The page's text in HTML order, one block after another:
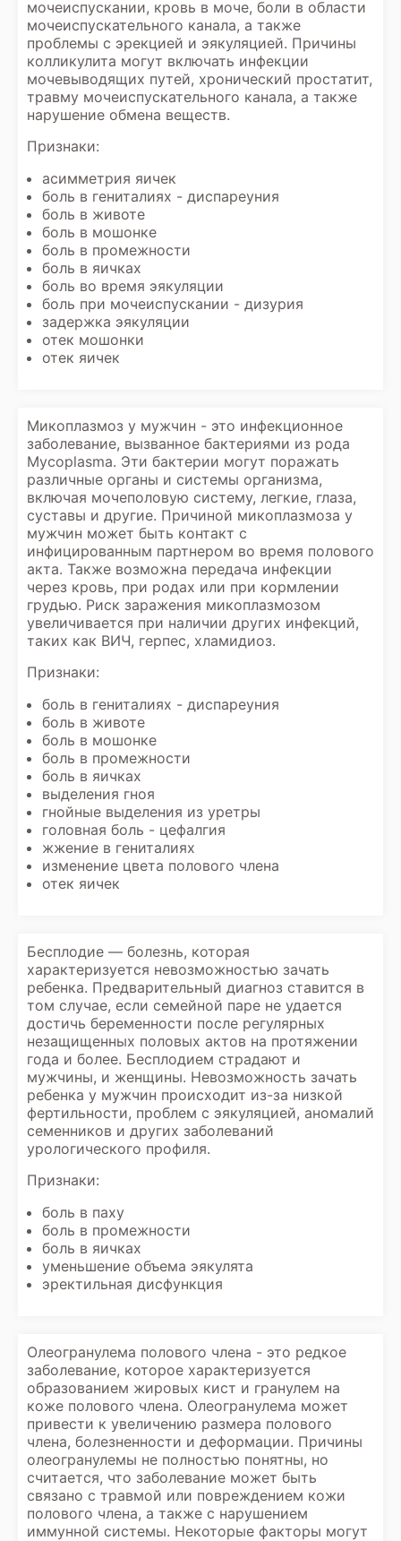
мочеиспускании, кровь в моче, боли в области
мочеиспускательного канала, а также
проблемы с эрекцией и эякуляцией. Причины
колликулита могут включать инфекции
мочевыводящих путей, хронический простатит,
травму мочеиспускательного канала, а также
нарушение обмена веществ.
Признаки:
асимметрия яичек
боль в гениталиях - диспареуния
боль в животе
боль в мошонке
боль в промежности
боль в яичках
боль во время эякуляции
боль при мочеиспускании - дизурия
задержка эякуляции
отек мошонки
отек яичек
Микоплазмоз у мужчин - это инфекционное
заболевание, вызванное бактериями из рода
Mycoplasma. Эти бактерии могут поражать
различные органы и системы организма,
включая мочеполовую систему, легкие, глаза,
суставы и другие. Причиной микоплазмоза у
мужчин может быть контакт с
инфицированным партнером во время полового
акта. Также возможна передача инфекции
через кровь, при родах или при кормлении
грудью. Риск заражения микоплазмозом
увеличивается при наличии других инфекций,
таких как ВИЧ, герпес, хламидиоз.
Признаки:
боль в гениталиях - диспареуния
боль в животе
боль в мошонке
боль в промежности
боль в яичках
выделения гноя
гнойные выделения из уретры
головная боль - цефалгия
жжение в гениталиях
изменение цвета полового члена
отек яичек
Бесплодие — болезнь, которая
характеризуется невозможностью зачать
ребенка. Предварительный диагноз ставится в
том случае, если семейной паре не удается
достичь беременности после регулярных
незащищенных половых актов на протяжении
года и более. Бесплодием страдают и
мужчины, и женщины. Невозможность зачать
ребенка у мужчин происходит из-за низкой
фертильности, проблем с эякуляцией, аномалий
семенников и других заболеваний
урологического профиля.
Признаки:
боль в паху
боль в промежности
боль в яичках
уменьшение объема эякулята
эректильная дисфункция
Олеогранулема полового члена - это редкое
заболевание, которое характеризуется
образованием жировых кист и гранулем на
коже полового члена. Олеогранулема может
привести к увеличению размера полового
члена, болезненности и деформации. Причины
олеогранулемы не полностью понятны, но
считается, что заболевание может быть
связано с травмой или повреждением кожи
полового члена, а также с нарушением
иммунной системы. Некоторые факторы могут